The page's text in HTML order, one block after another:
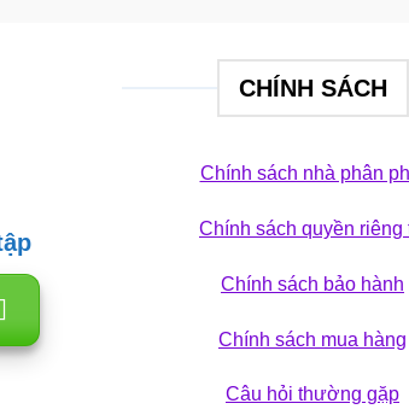
CHÍNH SÁCH
Chính sách nhà phân
Chính sách quyền riêng
Chính sách bảo hành
Chính sách mua hàng
Câu hỏi thường gặp